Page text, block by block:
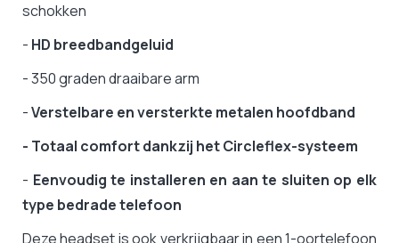
schokken
- HD breedbandgeluid
- 350 graden draaibare arm
-Verstelbare en versterkte metalen hoofdband
- Totaal comfort dankzij het Circleflex-systeem
- Eenvoudig te installeren en aan te sluiten op elk
type bedrade telefoon
Deze headset is ook verkrijgbaar in een 1-oortelefoon